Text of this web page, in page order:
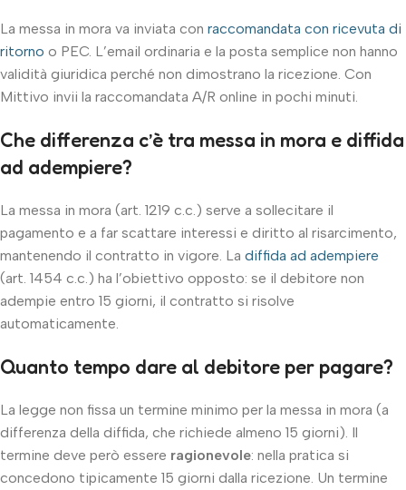
La messa in mora va inviata con raccomandata con ricevuta di
ritorno o PEC. L’email ordinaria e la posta semplice non hanno
validità giuridica perché non dimostrano la ricezione. Con
Mittivo invii la raccomandata A/R online in pochi minuti.
Che differenza c’è tra messa in mora e diffida
ad adempiere?
La messa in mora (art. 1219 c.c.) serve a sollecitare il
pagamento e a far scattare interessi e diritto al risarcimento,
mantenendo il contratto in vigore. La diffida ad adempiere
(art. 1454 c.c.) ha l’obiettivo opposto: se il debitore non
adempie entro 15 giorni, il contratto si risolve
automaticamente.
Quanto tempo dare al debitore per pagare?
La legge non fissa un termine minimo per la messa in mora (a
differenza della diffida, che richiede almeno 15 giorni). Il
termine deve però essere ragionevole: nella pratica si
concedono tipicamente 15 giorni dalla ricezione. Un termine